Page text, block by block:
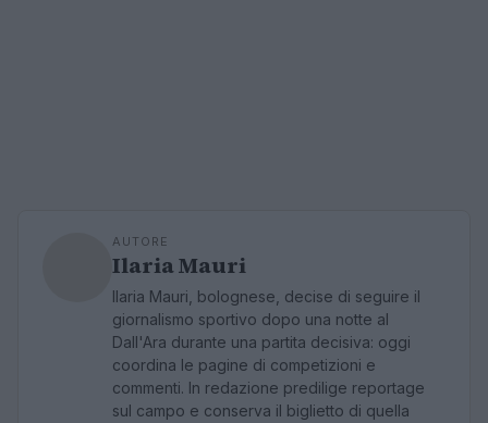
AUTORE
Ilaria Mauri
Ilaria Mauri, bolognese, decise di seguire il
giornalismo sportivo dopo una notte al
Dall'Ara durante una partita decisiva: oggi
coordina le pagine di competizioni e
commenti. In redazione predilige reportage
sul campo e conserva il biglietto di quella